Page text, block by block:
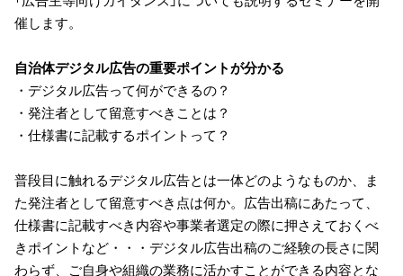
催します。
自治体デジタル広告の重要ポイントが分かる
・デジタル広告って何ができるの？
・発注者として留意すべきことは？
・仕様書に記載するポイントって？
普段目に触れるデジタル広告とは一体どのようなものか、ま
た発注者として留意すべき点は何か。広告出稿にあたって、
仕様書に記載すべき内容や事業者選定の際に押さえておくべ
きポイントなど・・・デジタル広告出稿のご経験の長さに関
わらず、ご自身や組織の業務に活かすことができる内容とな